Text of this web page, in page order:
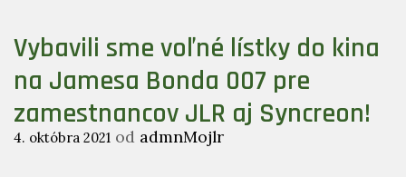
Vybavili sme voľné lístky do kina
na Jamesa Bonda 007 pre
zamestnancov JLR aj Syncreon!
4. októbra 2021 od admnMojlr